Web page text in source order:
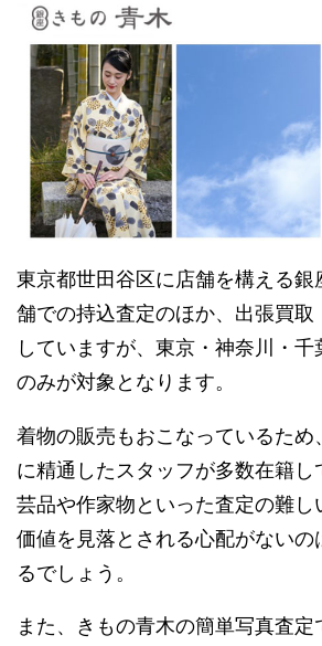
東京都世田谷区に店舗を構える銀
舗での持込査定のほか、出張買取
していますが、東京・神奈川・千
のみが対象となります。
着物の販売もおこなっているため
に精通したスタッフが多数在籍し
芸品や作家物といった査定の難し
価値を見落とされる心配がないの
るでしょう。
また、きもの青木の簡単写真査